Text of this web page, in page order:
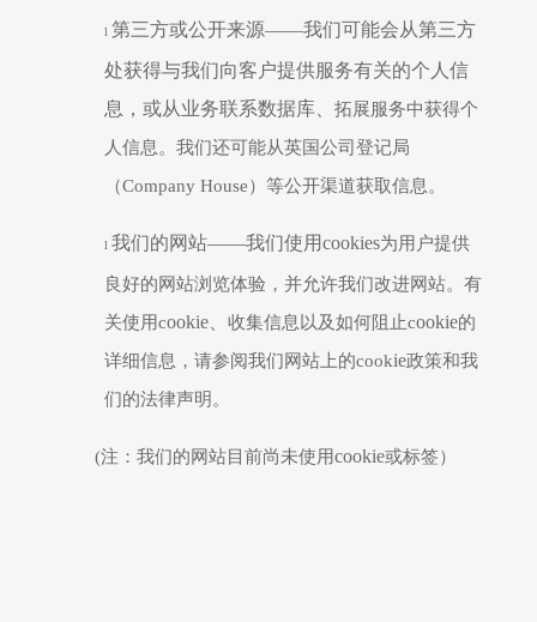
l 第三方或公开来源——我们可能会从第三方
处获得与我们向客户提供服务有关的个人信
息，或从业务联系数据库、拓展服务中获得个
人信息。我们还可能从英国公司登记局
（Company House）等公开渠道获取信息。
l我们的网站——我们使用cookies为用户提供
良好的网站浏览体验，并允许我们改进网站。有
关使用cookie 、收集信息以及如何阻止cookie的
详细信息，请参阅我们网站上的cookie政策和我
们的法律声明。
(注：我们的网站目前尚未使用cookie或标签）